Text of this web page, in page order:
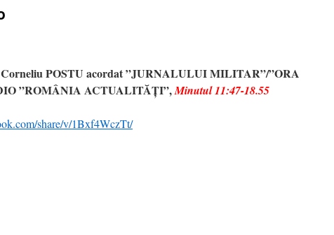
POSTU acordat ”JURNALULUI MILITAR”/”ORA
”ROMÂNIA ACTUALITĂȚI”,Minutul 11:47-18.55
share/v/1Bxf4WczTt/